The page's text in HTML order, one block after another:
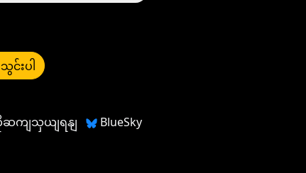
င်းပါ
ဆကျသှယျရနျ
BlueSky